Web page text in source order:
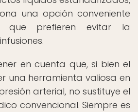
una opción conveniente
que prefieren evitar la
en cuenta que, si bien el
una herramienta valiosa en
arterial, no sustituye el
convencional. Siempre es